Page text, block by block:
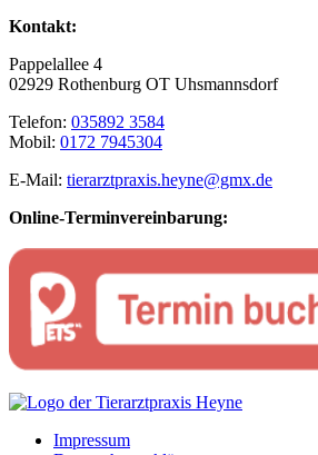
Kontakt:
Pappelallee 4
02929 Rothenburg OT Uhsmannsdorf
Telefon: 035892 3584
Mobil: 0172 7945304
E-Mail: tierarztpraxis.heyne@gmx.de
Online-Terminvereinbarung:
Impressum